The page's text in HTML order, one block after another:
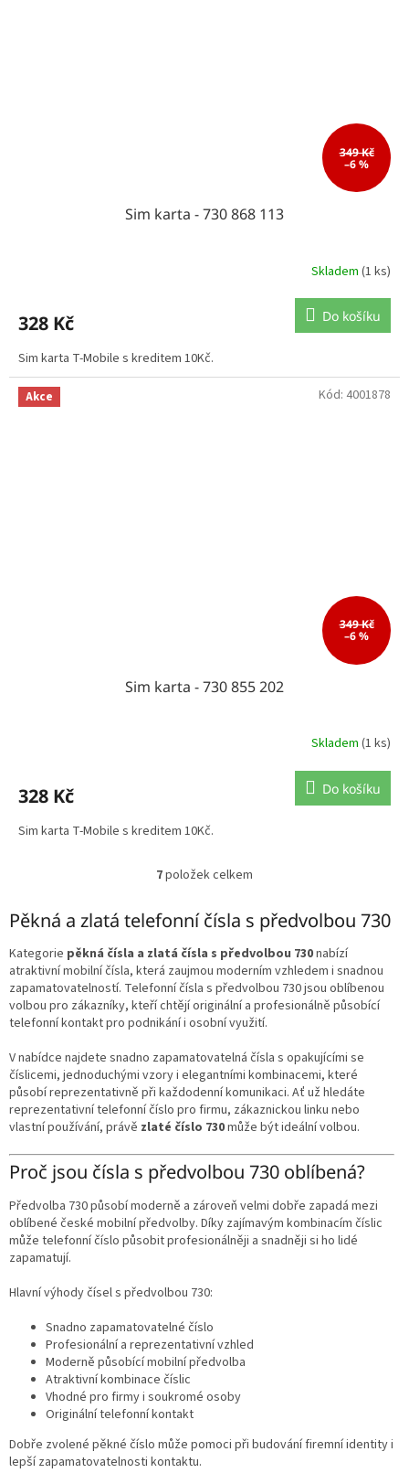
349 Kč
–6 %
Sim karta - 730 868 113
Skladem (1 ks)
328 Kč Do košíku
Sim karta T-Mobile s kreditem 10Kč.
Akce
349 Kč
–6 %
Sim karta - 730 855 202
Skladem (1 ks)
328 Kč Do košíku
Sim karta T-Mobile s kreditem 10Kč.
Kód: 4001878
O
l
á
d
a
c
í
p
v
k
y
v
ý
i
s
u
7položek celkem
Pěkná a zlatá telefonní čísla s předvolbou 730
Kategorie pěkná čísla a zlatá čísla s předvolbou 730nabízí
atraktivní mobilní čísla, která zaujmou moderním vzhledem i snadnou
zapamatovatelností. Telefonní čísla s předvolbou 730 jsou oblíbenou
volbou pro zákazníky, kteří chtějí originální a profesionálně působící
telefonní kontakt pro podnikání i osobní využití.
V nabídce najdete snadno zapamatovatelná čísla s opakujícími se
číslicemi, jednoduchými vzory i elegantními kombinacemi, které
působí reprezentativně při každodenní komunikaci. Ať už hledáte
reprezentativní telefonní číslo pro firmu, zákaznickou linku nebo
vlastní používání, právě zlaté číslo 730může být ideální volbou.
Proč jsou čísla s předvolbou 730 oblíbená?
Předvolba 730 působí moderně a zároveň velmi dobře zapadá mezi
oblíbené české mobilní předvolby. Díky zajímavým kombinacím číslic
může telefonní číslo působit profesionálněji a snadněji si ho lidé
zapamatují.
Hlavní výhody čísel s předvolbou 730:
Snadno zapamatovatelné číslo
Profesionální a reprezentativní vzhled
Moderně působící mobilní předvolba
Atraktivní kombinace číslic
Vhodné pro firmy i soukromé osoby
Originální telefonní kontakt
Dobře zvolené pěkné číslo může pomoci při budování firemní identity i
lepší zapamatovatelnosti kontaktu.